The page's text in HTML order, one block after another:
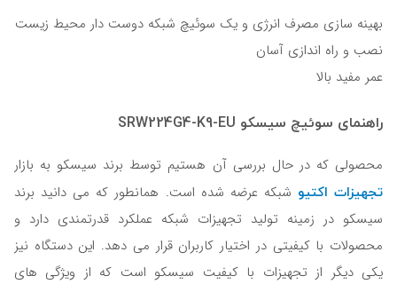
بهینه سازی مصرف انرژی و یک سوئیچ شبکه دوست دار محیط زیست
نصب و راه اندازی آسان
عمر مفید بالا
راهنمای سوئیچ سیسکو SRW224G4-K9-EU
محصولی که در حال بررسی آن هستیم توسط برند سیسکو به بازار
تجهیزات اکتیو شبکه عرضه شده است. همانطور که می دانید برند
سیسکو در زمینه تولید تجهیزات شبکه عملکرد قدرتمندی دارد و
محصولات با کیفیتی در اختیار کاربران قرار می دهد. این دستگاه نیز
یکی دیگر از تجهیزات با کیفیت سیسکو است که از ویژگی های